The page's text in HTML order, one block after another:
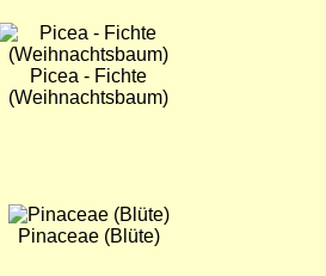
Bild
Picea - Fichte
(Weihnachtsbaum)
Bild
Pinaceae (Blüte)